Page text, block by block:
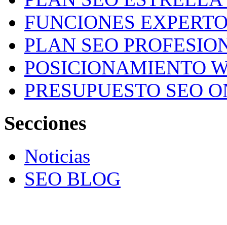
FUNCIONES
PLAN SEO
POSICIONAMIENTO
PRESUPUESTO SEO
Secciones
Noticias
SEO BLOG